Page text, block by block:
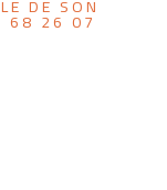
DE SON
68 26 07